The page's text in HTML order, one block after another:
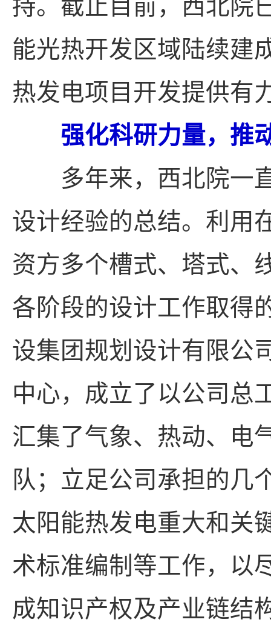
持。截止目前，西北院
能光热开发区域陆续建
热发电项目开发提供有
强化科研力量，推
多年来，西北院一直
设计经验的总结。利用
资方多个槽式、塔式、
各阶段的设计工作取得
设集团规划设计有限公
中心，成立了以公司总
汇集了气象、热动、电
队；立足公司承担的几
太阳能热发电重大和关
术标准编制等工作，以
成知识产权及产业链结